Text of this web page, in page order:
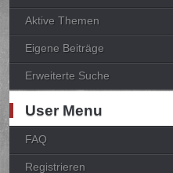
Aktive Themen
Eigene Beiträge
Erweiterte Suche
User Menu
FAQ
Registrieren